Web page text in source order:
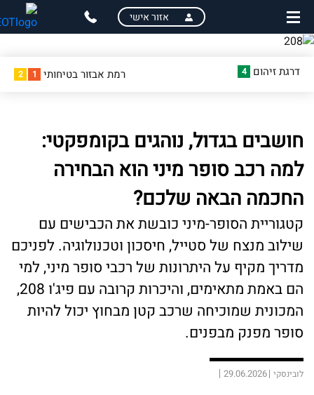
skip
main
skip
page
אזור אישי
דרגת זיהום 4 רמת אבזור בטיחותי 1
2
חושבים בגדול, נוהגים בקומפקטי:
למה רכב סופר מיני הוא הבחירה
החכמה הבאה שלכם?
קטגוריית הסופר-מיני כובשת את הכבישים עם
שילוב מנצח של סטייל, חיסכון וטכנולוגיה. לפניכם
מדריך מקיף על היתרונות של רכבי סופר מיני, למי
הם באמת מתאימים, והיכרות קרובה עם פיג'ו 208,
המכונית שמוכיחה שרכב קטן מבחוץ יכול להיות
סופר מפנק מבפנים.
לובינסקי 29.06.2026